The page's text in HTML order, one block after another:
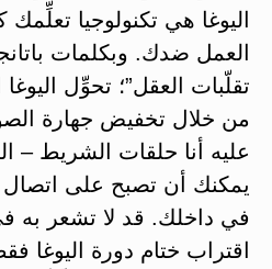
اليوغا هي تكنولوجيا
العمل ضدك. وبكلمات
تقلّبات العقل”؛ تحوِّل
من خلال تخفيض جهارة
عليه أنا حلقات الشريط –
يمكنك أن تصبح على اتصال
في داخلك. قد لا تشعر به في
اقتراب ختام دورة اليوغا